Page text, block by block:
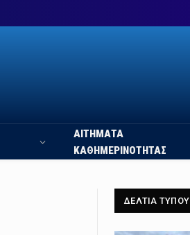
ΑΙΤΗΜΑΤΑ
ΚΑΘΗΜΕΡΙΝΟΤΗΤΑΣ
ΔΕΛΤΙΑ ΤΥΠΟΥ